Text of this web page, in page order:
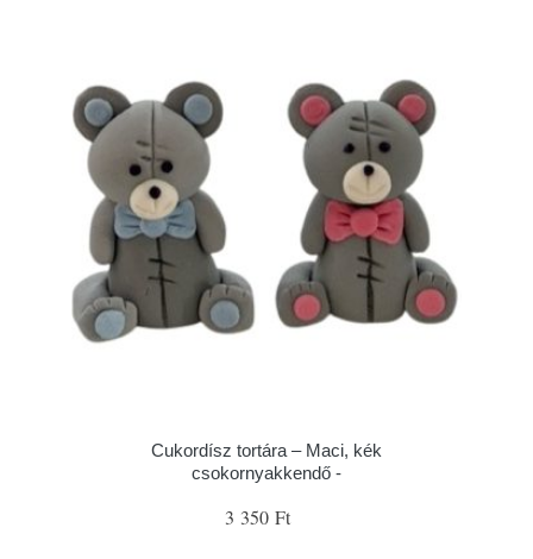
Cukordísz tortára – Maci, kék
csokornyakkendő -
3 350 Ft